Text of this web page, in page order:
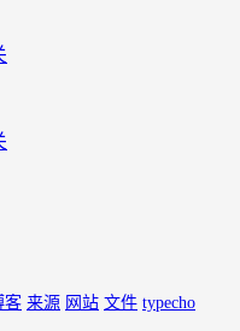
客 来源 网站 文件 typecho